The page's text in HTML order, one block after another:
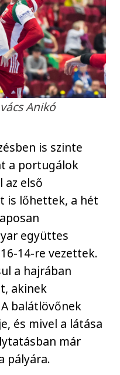
Anikó
is szinte
a portugálok
az első
is lőhettek, a hét
együttes
14-re vezettek.
a hajrában
akinek
balátlövőnek
és mivel a látása
már
pályára.